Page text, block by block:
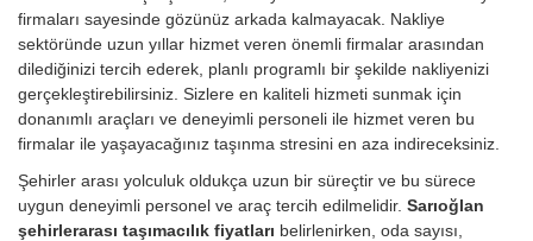
firmaları sayesinde gözünüz arkada kalmayacak. Nakliye
sektöründe uzun yıllar hizmet veren önemli firmalar arasından
dilediğinizi tercih ederek, planlı programlı bir şekilde nakliyenizi
gerçekleştirebilirsiniz. Sizlere en kaliteli hizmeti sunmak için
donanımlı araçları ve deneyimli personeli ile hizmet veren bu
firmalar ile yaşayacağınız taşınma stresini en aza indireceksiniz.
Şehirler arası yolculuk oldukça uzun bir süreçtir ve bu sürece
uygun deneyimli personel ve araç tercih edilmelidir. Sarıoğlan
şehirlerarası taşımacılık fiyatları belirlenirken, oda sayısı,